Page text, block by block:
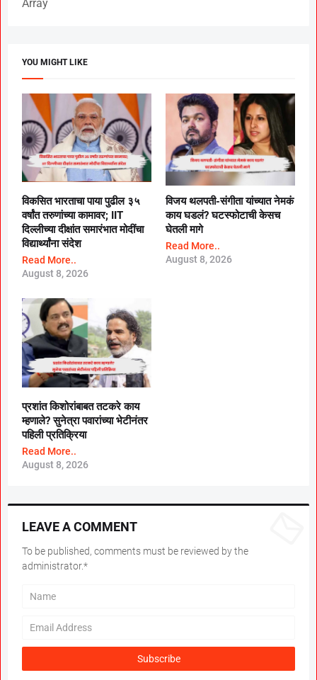
Array
YOU MIGHT LIKE
विकसित भारताचा पाया पुढील ३५
वर्षांत तरुणांच्या कामावर; IIT
दिल्लीच्या दीक्षांत समारंभात मोदींचा
विद्यार्थ्यांना संदेश
Read More..
August 8, 2026
विजय थलपती-संगीता यांच्यात नेमकं
काय घडलं? घटस्फोटाची केसच
घेतली मागे
Read More..
August 8, 2026
प्रशांत किशोरांबाबत तटकरे काय
म्हणाले? सुनेत्रा पवारांच्या भेटीनंतर
पहिली प्रतिक्रिया
Read More..
August 8, 2026
LEAVE A COMMENT
To be published, comments must be reviewed by the
administrator.*